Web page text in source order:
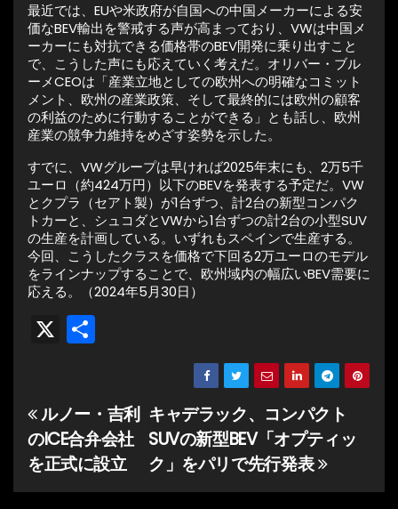
最近では、EUや米政府が自国への中国メーカーによる安
価なBEV輸出を警戒する声が高まっており、VWは中国メ
ーカーにも対抗できる価格帯のBEV開発に乗り出すこと
で、こうした声にも応えていく考えだ。オリバー・ブル
ーメCEOは「産業立地としての欧州への明確なコミット
メント、欧州の産業政策、そして最終的には欧州の顧客
の利益のために行動することができる」とも話し、欧州
産業の競争力維持をめざす姿勢を示した。
すでに、VWグループは早ければ2025年末にも、2万5千
ユーロ（約424万円）以下のBEVを発表する予定だ。VW
とクプラ（セアト製）が1台ずつ、計2台の新型コンパク
トカーと、シュコダとVWから1台ずつの計2台の小型SUV
の生産を計画している。いずれもスペインで生産する。
今回、こうしたクラスを価格で下回る2万ユーロのモデル
をラインナップすることで、欧州域内の幅広いBEV需要に
応える。（2024年5月30日）
X
投
稿
ナ
キャデラック、コンパクト
SUVの新型BEV「オプティッ
ク」をパリで先行発表
ルノー・吉利
のICE合弁会社
を正式に設立